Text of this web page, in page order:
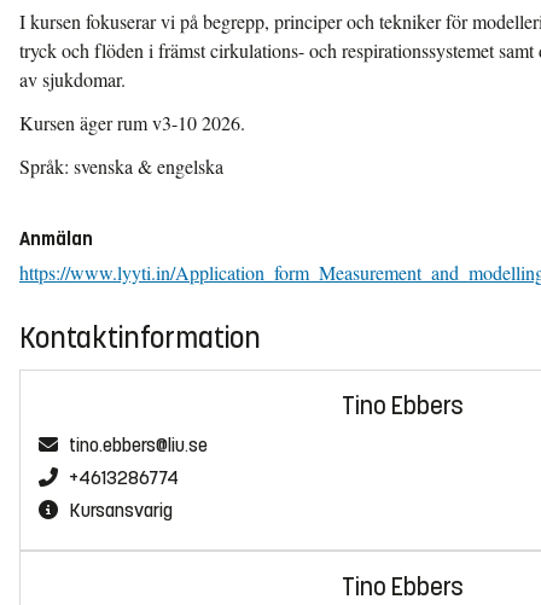
I kursen fokuserar vi på begrepp, principer och tekniker för
tryck och flöden i främst cirkulations- och respirationssystemet
av sjukdomar.
Kursen äger rum v3-10 2026.
Språk: svenska & engelska
Anmälan
https://www.lyyti.in/
Kontaktinformation
Tino Ebbers
tino.ebbers@liu.se
+4613286774
Kursansvarig
Tino Ebbers